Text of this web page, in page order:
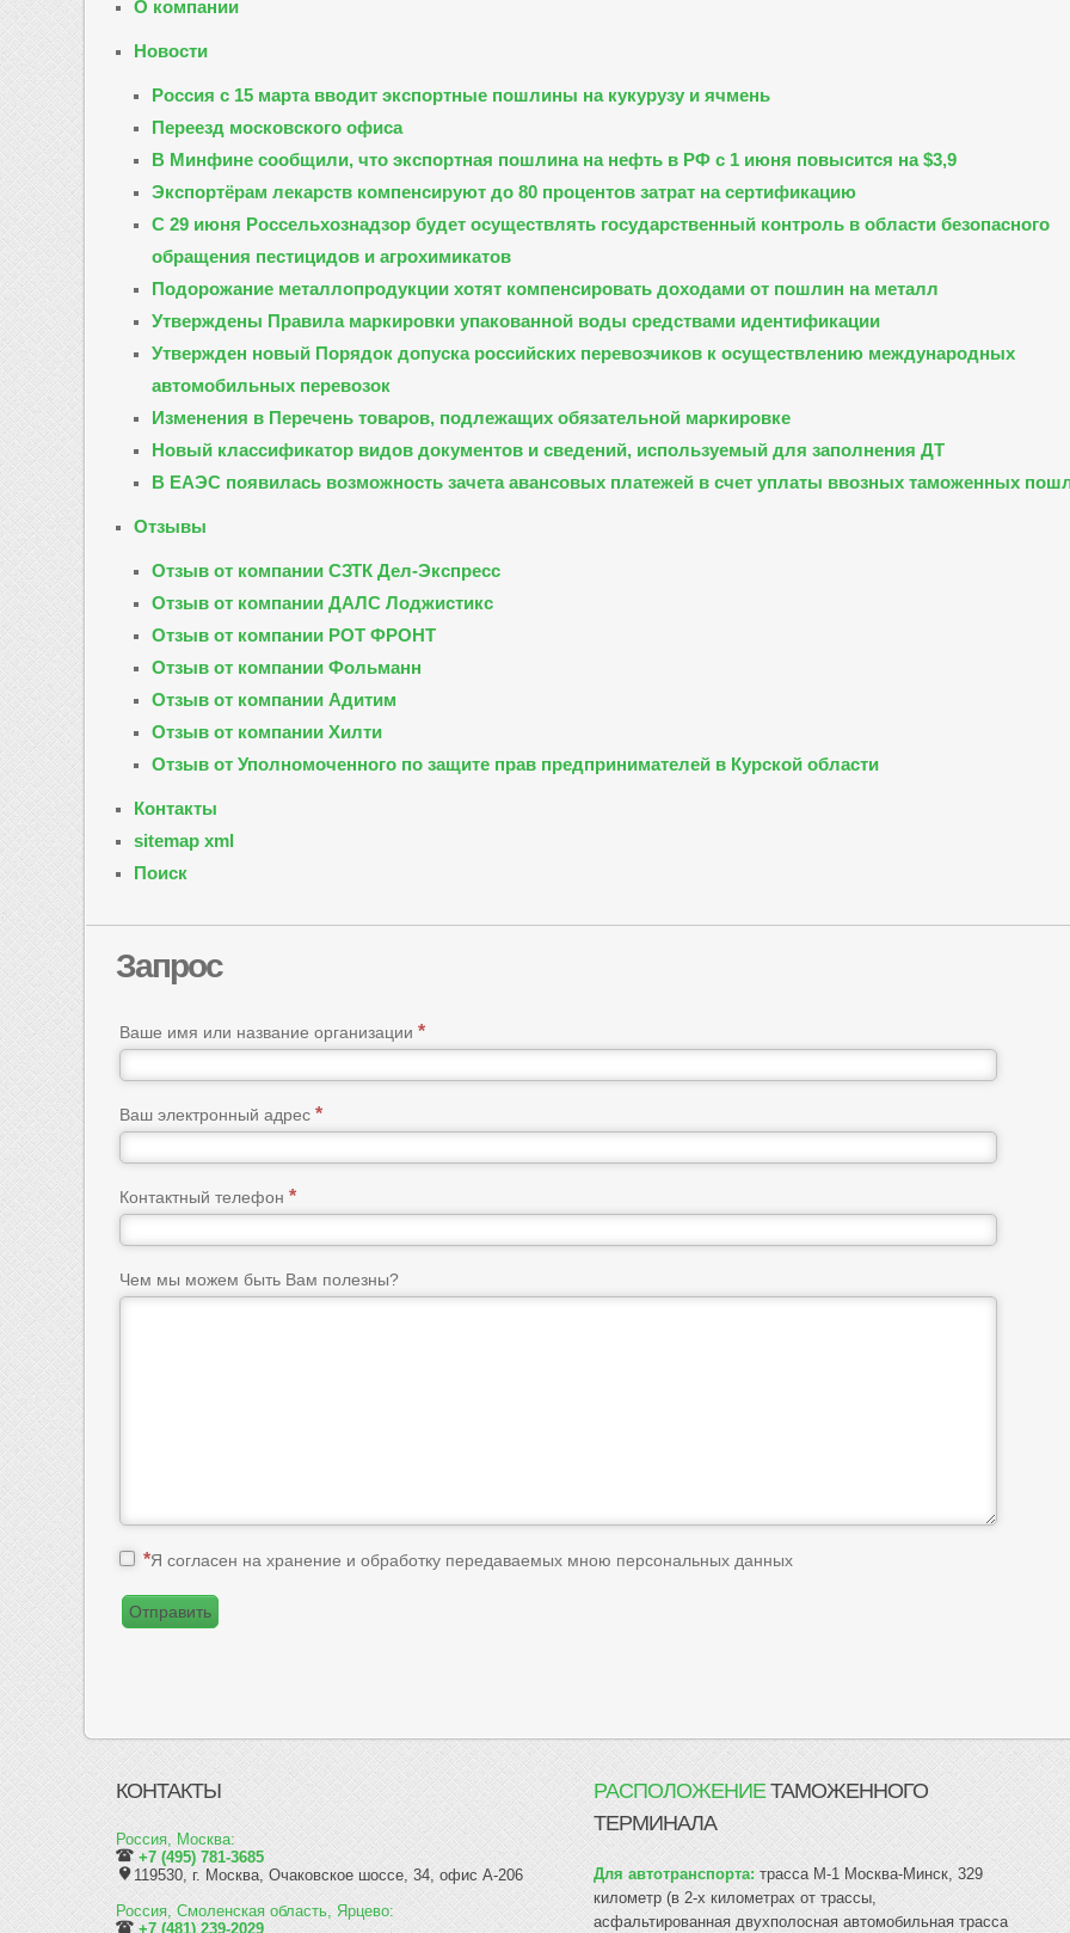
О компании
Новости
Россия с 15 марта вводит экспортные пошлины на кукурузу и ячмень
Переезд московского офиса
В Минфине сообщили, что экспортная пошлина на нефть в РФ с 1 июня повысится на $3,9
Экспортёрам лекарств компенсируют до 80 процентов затрат на сертификацию
С 29 июня Россельхознадзор будет осуществлять государственный контроль в области безопасного
обращения пестицидов и агрохимикатов
Подорожание металлопродукции хотят компенсировать доходами от пошлин на металл
Утверждены Правила маркировки упакованной воды средствами идентификации
Утвержден новый Порядок допуска российских перевозчиков к осуществлению международных
автомобильных перевозок
Изменения в Перечень товаров, подлежащих обязательной маркировке
Новый классификатор видов документов и сведений, используемый для заполнения ДТ
В ЕАЭС появилась возможность зачета авансовых платежей в счет уплаты ввозных таможенных
Отзывы
Отзыв от компании СЗТК Дел-Экспресс
Отзыв от компании ДАЛС Лоджистикс
Отзыв от компании РОТ ФРОНТ
Отзыв от компании Фольманн
Отзыв от компании Адитим
Отзыв от компании Хилти
Отзыв от Уполномоченного по защите прав предпринимателей в Курской области
Контакты
sitemap xml
Поиск
Запрос
Ваше имя или название организации
Ваш электронный адрес
Контактный телефон
Чем мы можем быть Вам полезны?
Я согласен на хранение и обработку передаваемых мною персональных данных
Отправить
КОНТАКТЫ
Россия, Москва:
+7 (495) 781-3685
119530, г. Москва, Очаковское шоссе, 34, офис А-206
Россия, Смоленская область, Ярцево:
+7 (481) 239-2029
РАСПОЛОЖЕНИЕТАМОЖЕННОГО
ТЕРМИНАЛА
Для автотранспорта:трасса М-1 Москва-Минск, 329
километр (в 2-х километрах от трассы,
асфальтированная двухполосная автомобильная трасса